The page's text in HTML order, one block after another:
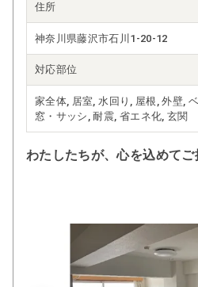
住所
神奈川県藤沢市石川1-20-12
対応部位
家全体, 居室, 水回り, 屋根, 外壁,
窓・サッシ, 耐震, 省エネ化, 玄関
わたしたちが、心を込めてご